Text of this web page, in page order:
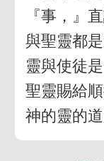
『事，』
與聖靈都
靈與使徒
聖靈賜給
神的靈的道